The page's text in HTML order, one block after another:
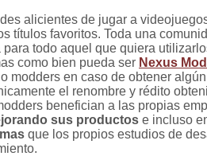
alicientes de jugar a
títulos favoritos. Toda una
para todo aquel que quiera
como bien pueda ser Nexus
modders en caso de obtener
el renombre y rédito
benefician a las propias
sus productos e incluso
que los propios estudios de